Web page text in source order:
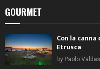
GOURMET
Con la
Etrusca
by Paolo